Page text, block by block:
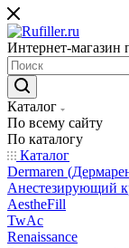
Интернет-магазин
Каталог
По всему сайту
По каталогу
Каталог
Dermaren
Анестезирующий
AestheFill
TwAc
Renaissance